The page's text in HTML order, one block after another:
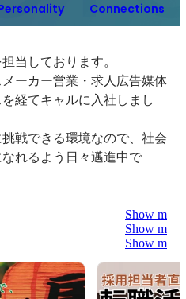
Connections
当しております。
ーカー営業・求人広告媒体
経てキャルに入社しまし
戦できる環境なので、社会
れるよう日々邁進中で
Show more
Show more
Show more